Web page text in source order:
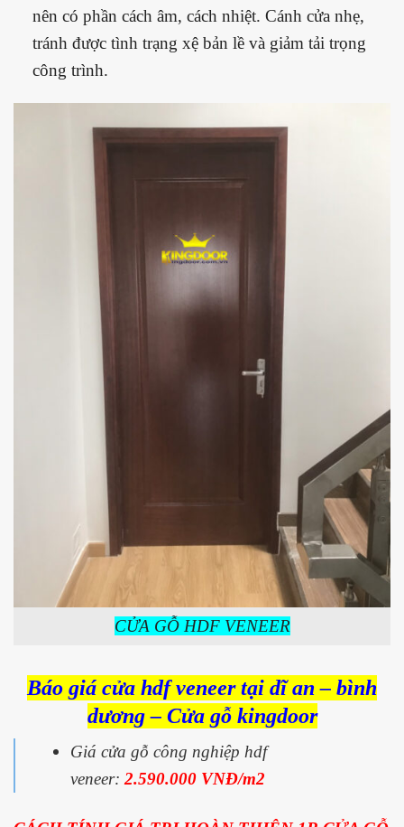
nên có phần cách âm, cách nhiệt. Cánh cửa nhẹ,
tránh được tình trạng xệ bản lề và giảm tải trọng
công trình.
CỬA GỖ HDF VENEER
Báo giá cửa hdf veneer tại dĩ an – bình
dương – Cửa gỗ kingdoor
Giá cửa gỗ công nghiệp hdf
veneer: 2.590.000 VNĐ/m2